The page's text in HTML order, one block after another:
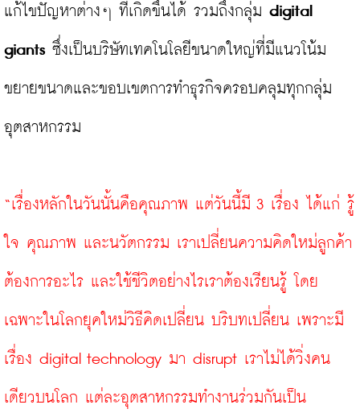
แก้ไขปัญหาต่างๆ ที่เกิดขึ้นได้ รวมถึงกลุ่ม digital
giants ซึ่งเป็นบริษัทเทคโนโลยีขนาดใหญ่ที่มีแนวโน้ม
ขยายขนาดและขอบเขตการทำธุรกิจครอบคลุมทุกกลุ่ม
อุตสาหกรรม
“เรื่องหลักในวันนั้นคือคุณภาพ แต่วันนี้มี 3 เรื่อง ได้แก่ รู้
ใจ คุณภาพ และนวัตกรรม เราเปลี่ยนความคิดใหม่ลูกค้า
ต้องการอะไร และใช้ชีวิตอย่างไรเราต้องเรียนรู้ โดย
เฉพาะในโลกยุคใหม่วิธีคิดเปลี่ยน บริบทเปลี่ยน เพราะมี
เรื่อง digital technology มา disrupt เราไม่ได้วิ่งคน
เดียวบนโลก แต่ละอุตสาหกรรมทำงานร่วมกันเป็น